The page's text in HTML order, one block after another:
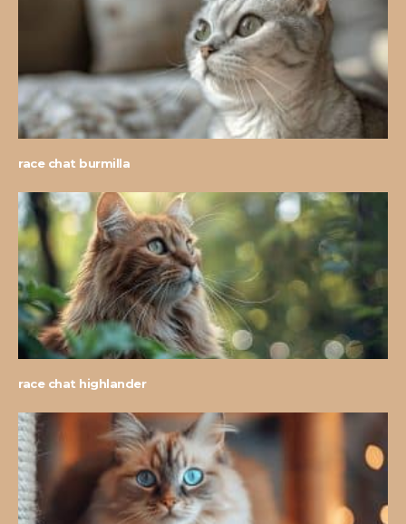
race chat burmilla
race chat highlander